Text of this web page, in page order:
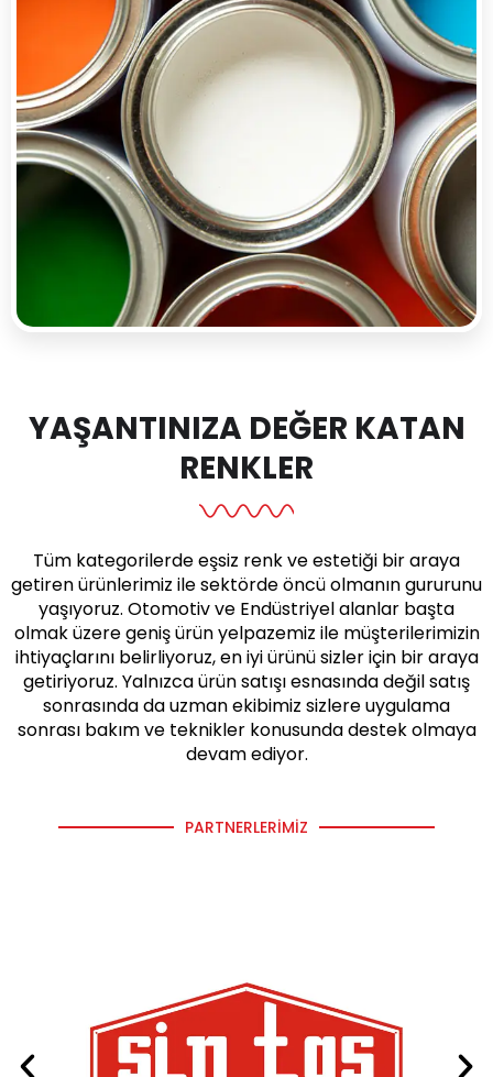
YAŞANTINIZA DEĞER KATAN
RENKLER
Tüm kategorilerde eşsiz renk ve estetiği bir araya
getiren ürünlerimiz ile sektörde öncü olmanın gururunu
yaşıyoruz. Otomotiv ve Endüstriyel alanlar başta
olmak üzere geniş ürün yelpazemiz ile müşterilerimizin
ihtiyaçlarını belirliyoruz, en iyi ürünü sizler için bir araya
getiriyoruz. Yalnızca ürün satışı esnasında değil satış
sonrasında da uzman ekibimiz sizlere uygulama
sonrası bakım ve teknikler konusunda destek olmaya
devam ediyor.
PARTNERLERIMIZ